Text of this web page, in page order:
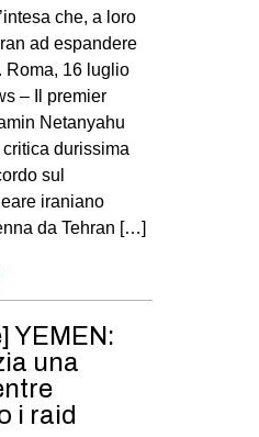
che, a loro
ad espandere
Roma, 16 luglio
– Il premier
Netanyahu
durissima
sul
iraniano
da Tehran […]
YEMEN:
una
i raid